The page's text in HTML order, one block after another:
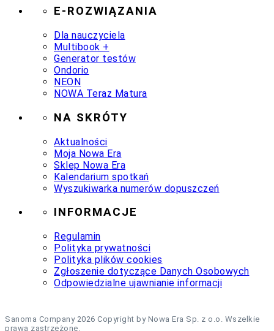
E-ROZWIĄZANIA
Dla nauczyciela
Multibook +
Generator testów
Ondorio
NEON
NOWA Teraz Matura
NA SKRÓTY
Aktualności
Moja Nowa Era
Sklep Nowa Era
Kalendarium spotkań
Wyszukiwarka numerów dopuszczeń
INFORMACJE
Regulamin
Polityka prywatności
Polityka plików cookies
Zgłoszenie dotyczące Danych Osobowych
Odpowiedzialne ujawnianie informacji
Sanoma Company 2026 Copyright by Nowa Era Sp. z o.o. Wszelkie
prawa zastrzeżone.